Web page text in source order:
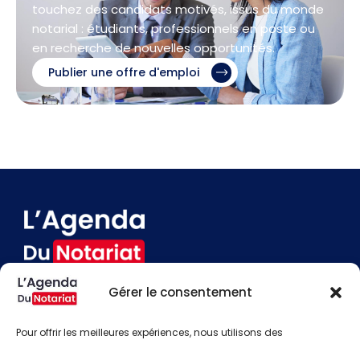
Gérer le consentement
Pour offrir les meilleures expériences, nous utilisons des
touchez des candidats motivés, issus du monde
notarial : étudiants, professionnels en poste ou
en recherche de nouvelles opportunités.
Publier une offre d'emploi
Contact